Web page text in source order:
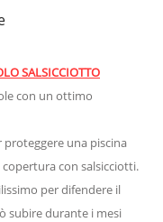
SALSICCIOTTO
con un ottimo
proteggere una piscina
con salsicciotti.
per difendere il
subire durante i mesi